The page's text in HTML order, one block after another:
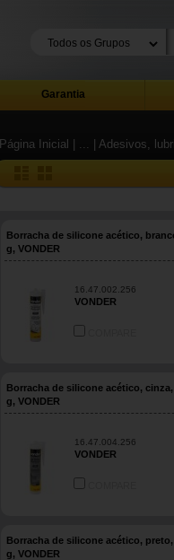
Garantia
Página Inicial | ... | Adesivos,
Borracha de silicone acético,
g, VONDER
16.47.002.256
VONDER
Borracha de silicone acético, cinza,
g, VONDER
16.47.004.256
VONDER
Borracha de silicone acético, preto,
g, VONDER